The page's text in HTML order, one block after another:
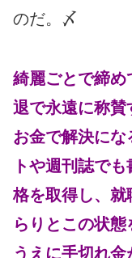
のだ。〆
綺麗ごとで締め
退で永遠に称賛
お金で解決にな
トや週刊誌で
格を取得し、就
らりとこの状
うえに手切れ